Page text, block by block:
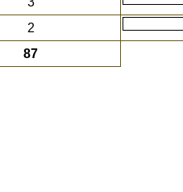
2
87